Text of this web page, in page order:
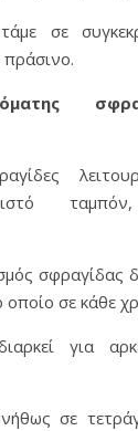
σε
πράσινο.
σφραγίδας
σε κάθε
για
σε